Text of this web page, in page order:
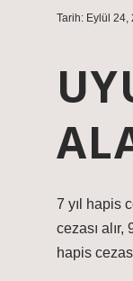
Tarih: Eylül 24,
7 yıl hapis
cezası alır,
hapis